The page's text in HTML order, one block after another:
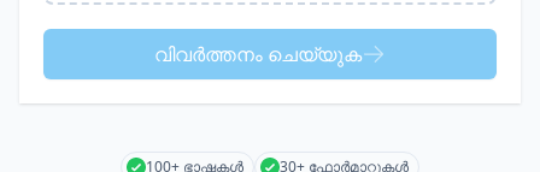
വിവർത്തനം ചെയ്യുക
100+ ഭാഷകൾ
30+ ഫോർമാറ്റുകൾ